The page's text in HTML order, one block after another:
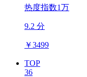
热度指数1万
9.2 分
￥3499
TOP
36